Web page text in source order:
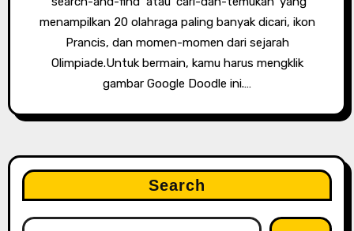
menampilkan 20 olahraga paling banyak dicari, ikon
Prancis, dan momen-momen dari sejarah
Olimpiade.Untuk bermain, kamu harus mengklik
gambar Google Doodle ini.…
Search